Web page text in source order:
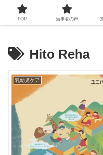
福祉と子育て
Hito Reha
乳幼児ケア
TOP 当事者の声